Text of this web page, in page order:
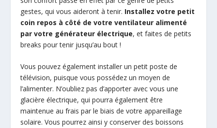
gestes, qui vous aideront à tenir. Installez votre petit
coin repos à côté de votre ventilateur alimenté
par votre générateur électrique, et faites de petits
breaks pour tenir jusqu’au bout !
Vous pouvez également installer un petit poste de
télévision, puisque vous possédez un moyen de
l’alimenter. N’oubliez pas d’apporter avec vous une
glacière électrique, qui pourra également être
maintenue au frais par le biais de votre appareillage
solaire. Vous pourrez ainsi y conserver des boissons